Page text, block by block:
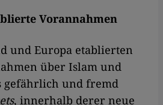
Vorannahmen
und Europa etablierten
über Islam und
und fremd
, innerhalb derer neue